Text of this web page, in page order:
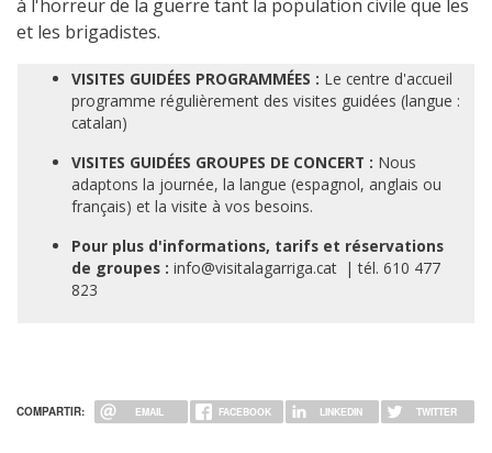
à l'horreur de la guerre tant la population civile que les
et les brigadistes.
VISITES GUIDÉES PROGRAMMÉES : Le centre d'accueil
programme régulièrement des visites guidées (langue :
catalan)
VISITES GUIDÉES GROUPES DE CONCERT : Nous
adaptons la journée, la langue (espagnol, anglais ou
français) et la visite à vos besoins.
Pour plus d'informations, tarifs et réservations
de groupes : info@visitalagarriga.cat | tél. 610 477
823
COMPARTIR: EMAIL FACEBOOK LINKEDIN TWITTER